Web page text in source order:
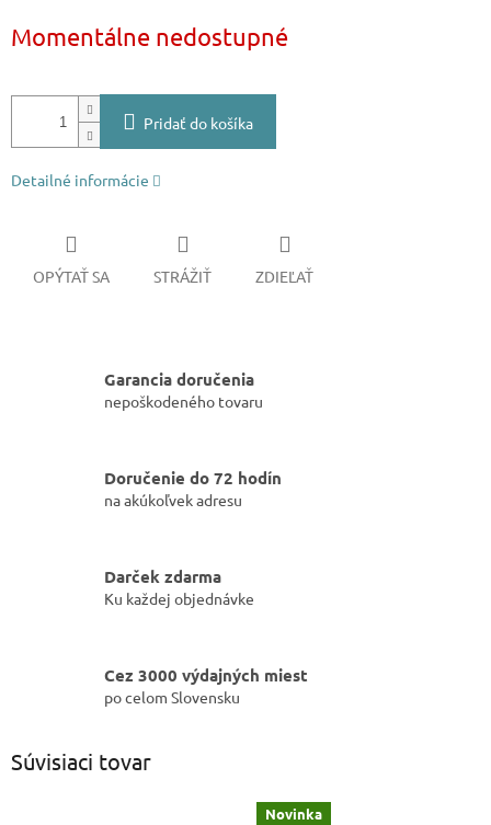
cena:
Momentálne nedostupné
Pridať do košíka
Detailné informácie
OPÝTAŤ SA STRÁŽIŤ ZDIEĽAŤ
Garancia doručenia
nepoškodeného tovaru
Doručenie do 72 hodín
na akúkoľvek adresu
Darček zdarma
Ku každej objednávke
Cez 3000 výdajných miest
po celom Slovensku
Súvisiaci tovar
Novinka